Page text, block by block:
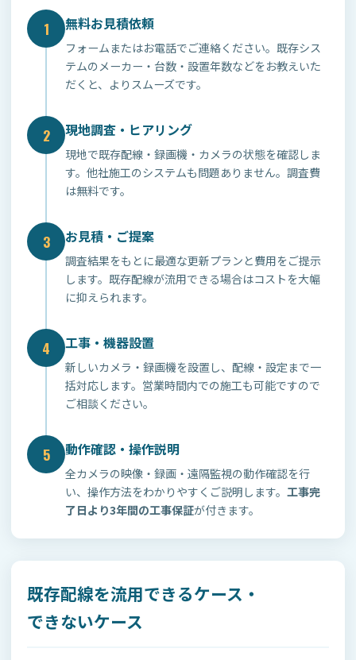
1 無料お見積依頼
フォームまたはお電話でご連絡ください。既存シス
テムのメーカー・台数・設置年数などをお教えいた
だくと、よりスムーズです。
2 現地調査・ヒアリング
現地で既存配線・録画機・カメラの状態を確認しま
す。他社施工のシステムも問題ありません。調査費
は無料です。
3 お見積・ご提案
調査結果をもとに最適な更新プランと費用をご提示
します。既存配線が流用できる場合はコストを大幅
に抑えられます。
4 工事・機器設置
新しいカメラ・録画機を設置し、配線・設定まで一
括対応します。営業時間内での施工も可能ですので
ご相談ください。
5 動作確認・操作説明
全カメラの映像・録画・遠隔監視の動作確認を行
い、操作方法をわかりやすくご説明します。 工事完
了日より3年間の工事保証が付きます。
既存配線を流用できるケース・
できないケース